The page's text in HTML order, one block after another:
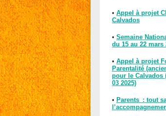
• Appel à projet
Calvados
• Semaine
du 15 au 22 mars
• Appel à projet
Parentalité
pour le Calvados
03 2025)
• Parents : tout